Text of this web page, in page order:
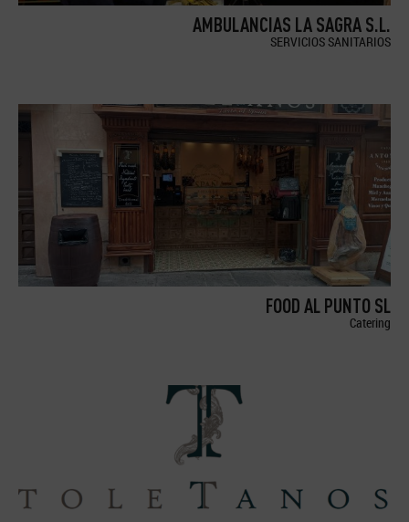
AMBULANCIAS LA SAGRA S.L.
SERVICIOS SANITARIOS
FOOD AL PUNTO SL
Catering